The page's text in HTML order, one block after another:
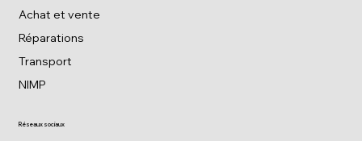
Réseaux sociaux
Achat et vente
Réparations
Transport
NIMP